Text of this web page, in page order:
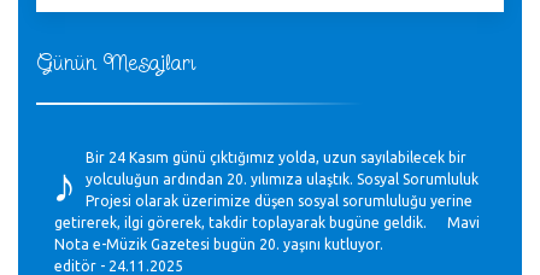
Günün Mesajları
♪
Bir 24 Kasım günü çıktığımız yolda, uzun sayılabilecek bir
yolculuğun ardından 20. yılımıza ulaştık. Sosyal Sorumluluk
Projesi olarak üzerimize düşen sosyal sorumluluğu yerine
getirerek, ilgi görerek, takdir toplayarak bugüne geldik. Mavi
Nota e-Müzik Gazetesi bugün 20. yaşını kutluyor.
editör - 24.11.2025